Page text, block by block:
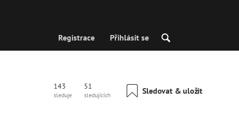
Registrace Přihlásit se
143
sleduje
51
sledujících Sledovat & uložit